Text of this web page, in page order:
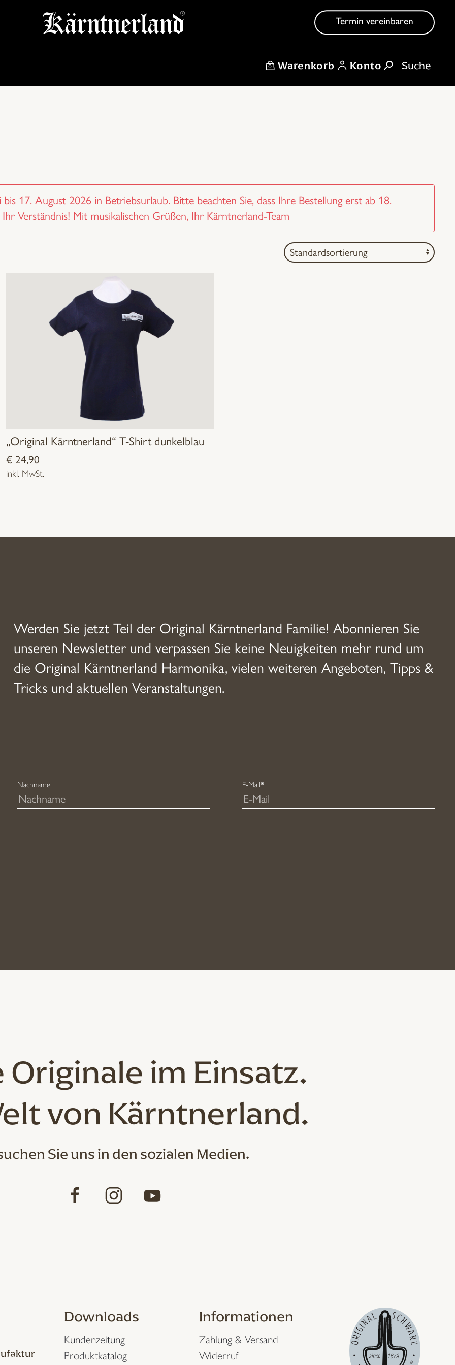
Termin vereinbaren
Warenkorb
0 Konto
17. August 2026 in Betriebsurlaub. Bitte beachten Sie, dass Ihre Bestellung erst ab 18.
Verständnis! Mit musikalischen Grüßen, Ihr Kärntnerland-Team
„Original Kärntnerland“ T-Shirt dunkelblau
€24,90
inkl. MwSt.
weist
Optionen
können
auf
der
Werden Sie jetzt Teil der Original Kärntnerland Familie! Abonnieren Sie
unseren Newsletter und verpassen Sie keine Neuigkeiten mehr rund um
die Original Kärntnerland Harmonika, vielen weiteren Angeboten, Tipps &
Tricks und aktuellen Veranstaltungen.
Nachname E-Mail*
Originale im Einsatz.
von Kärntnerland.
Sie uns in den sozialen Medien.
Downloads
Kundenzeitung
Produktkatalog
Informationen
Zahlung & Versand
Widerruf